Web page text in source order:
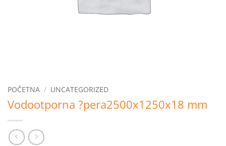
POČETNA / UNCATEGORIZED
Vodootporna ?pera2500x1250x18 mm